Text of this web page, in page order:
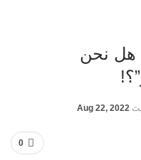
هل نحن
Aug 22, 2022
0